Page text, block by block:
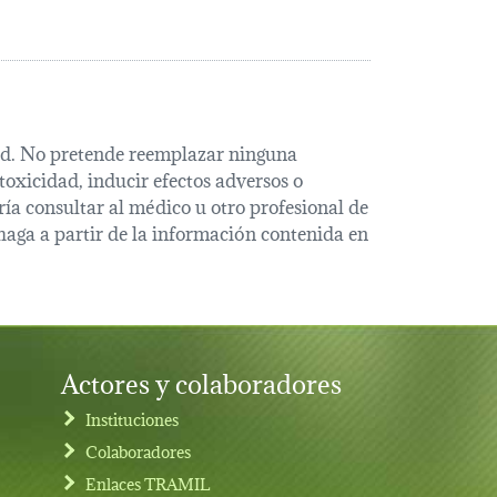
No pretende reemplazar ninguna
inducir efectos adversos o
consultar al médico u otro profesional de
a partir de la información contenida en
Actores y colaboradores
Instituciones
Colaboradores
Enlaces TRAMIL